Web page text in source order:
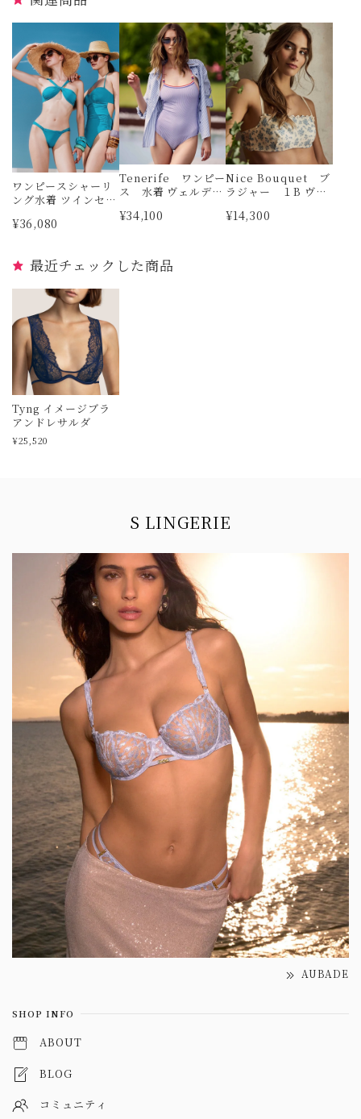
ワンピースシャーリ
ング水着 ツインセッ
¥36,080
Tenerife ワンピー
ス 水着 ヴェルデッ
¥34,100
Nice Bouquet ブ
ラジャー １B ヴェ
¥14,300
最近チェックした商品
Tyng イメージブラ
アンドレサルダ
¥25,520
S LINGERIE
AUBADE
SHOP INFO
ABOUT
BLOG
コミュニティ